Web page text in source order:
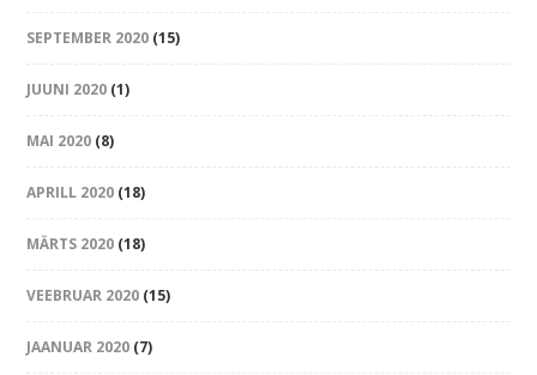
SEPTEMBER 2020 (15)
JUUNI 2020 (1)
MAI 2020 (8)
APRILL 2020 (18)
MÄRTS 2020 (18)
VEEBRUAR 2020 (15)
JAANUAR 2020 (7)